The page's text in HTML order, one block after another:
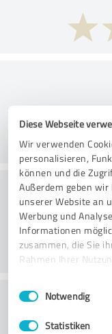
Diese Webseite
Wir verwenden
personalisieren,
können und die
Außerdem geben
unserer Website an
Werbung und
Informationen
zusammen, die Sie
Rahmen Ihrer
Impressum
Einwilligungsauswahl
Notwendig
Statistiken